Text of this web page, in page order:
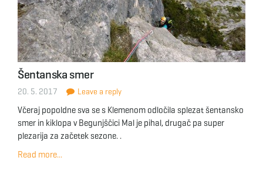
Šentanska smer
20. 5. 2017 Leave a reply
Včeraj popoldne sva se s Klemenom odločila splezat šentansko
smer in kiklopa v Begunjščici Mal je pihal, drugač pa super
plezarija za začetek sezone. .
Read more...